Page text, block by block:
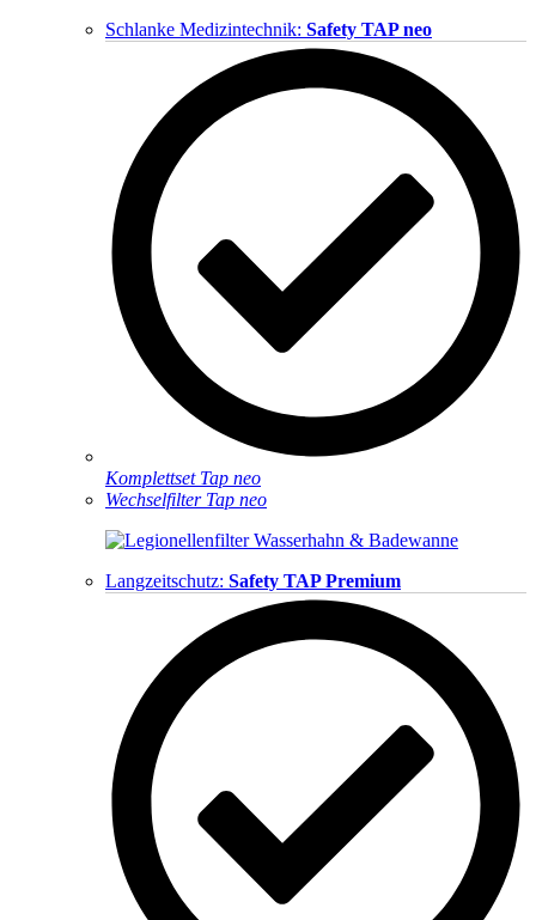
Schlanke Medizintechnik: Safety TAP neo
Komplettset Tap neo
Wechselfilter Tap neo
Langzeitschutz: Safety TAP Premium